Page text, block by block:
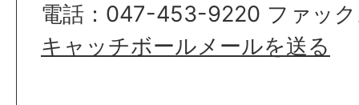
電話：047-453-9220 ファッ
キャッチボールメールを送る